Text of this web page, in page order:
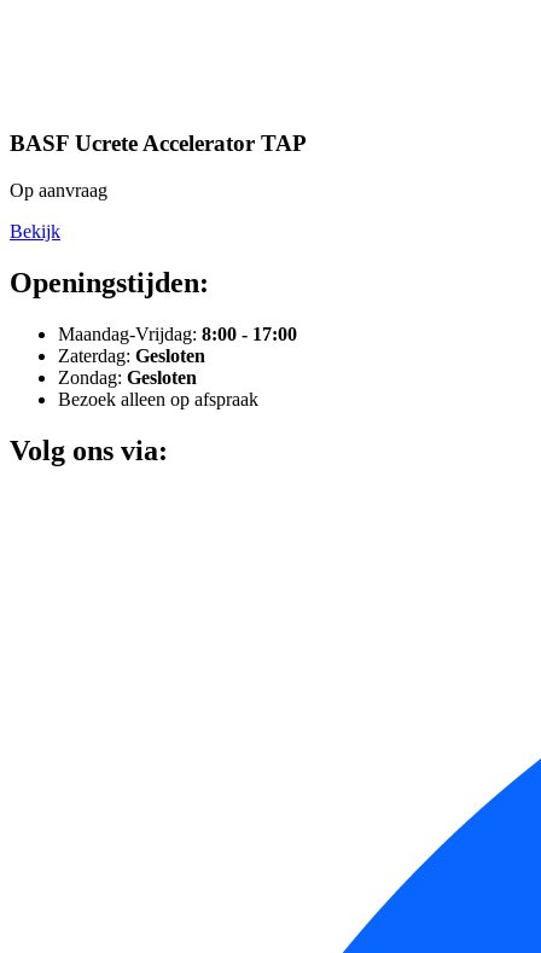
BASF Ucrete Accelerator TAP
Op aanvraag
Bekijk
Openingstijden:
Maandag-Vrijdag: 8:00 - 17:00
Zaterdag: Gesloten
Zondag: Gesloten
Bezoek alleen op afspraak
Volg ons via: